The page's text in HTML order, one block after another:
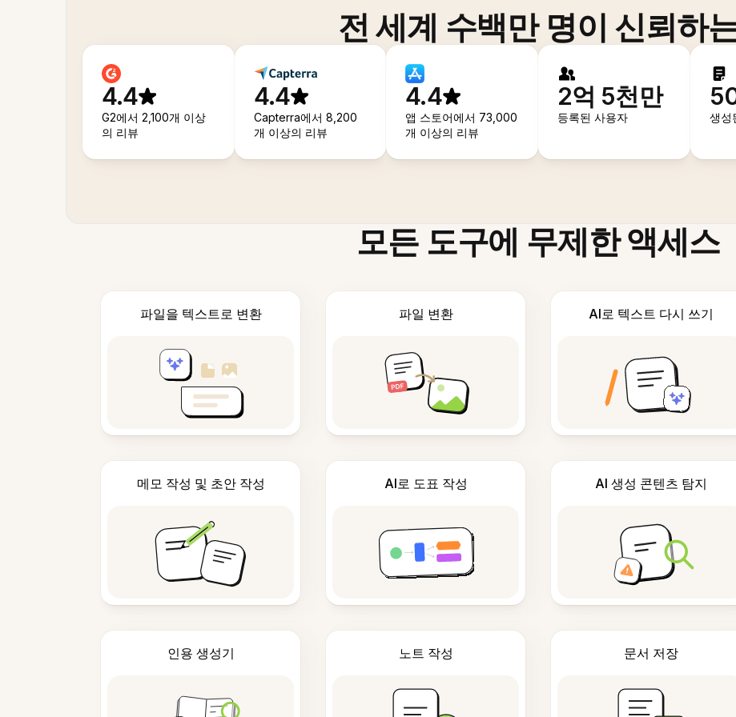
전 세계 수백만 명이 신뢰하
4.4
G2에서 2,100개 이상
의 리뷰
4.4
Capterra에서 8,200
개 이상의 리뷰
4.4
앱 스토어에서 73,000
개 이상의 리뷰
2억 5천만
등록된 사용자 생성
모든 도구에 무제한 액세스
파일을 텍스트로 변환 파일 변환 AI로 텍스트 다시 쓰기
메모 작성 및 초안 작성 AI로 도표 작성 AI 생성 콘텐츠 탐지
인용 생성기 노트 작성 문서 저장